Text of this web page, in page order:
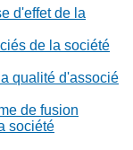
d'effet de la
de la société
qualité d'associé
de fusion
société